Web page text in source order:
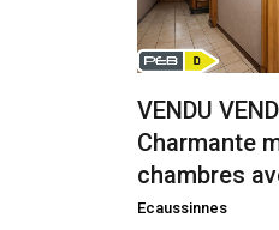
VENDU
Charmante
chambres
Ecaussinnes